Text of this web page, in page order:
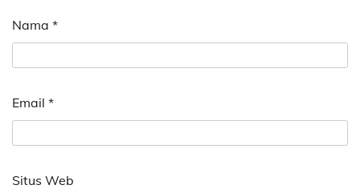
Nama *
Email *
Situs Web